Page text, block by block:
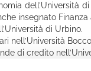
dell’Università
insegnato Finanza
di Urbino.
nell’Università
di credito